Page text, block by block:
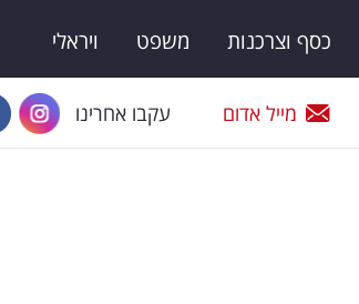
כסף וצרכנות משפט ויראלי
מייל אדום עקבו אחרינו